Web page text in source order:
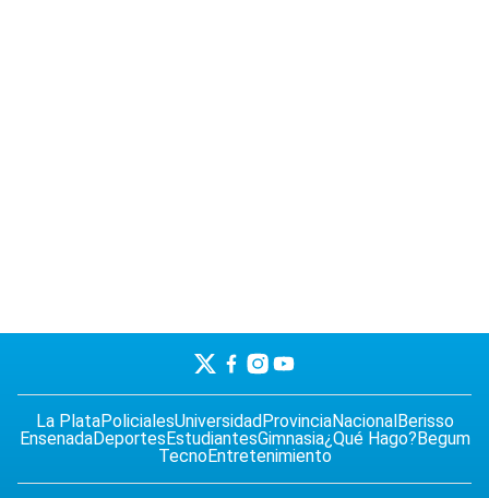
La PlataPolicialesUniversidad ProvinciaNacional Berisso
EnsenadaDeportes EstudiantesGimnasia¿Qué Hago? Begum
TecnoEntretenimiento